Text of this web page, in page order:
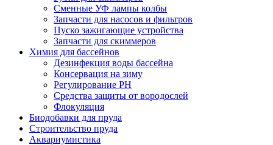
Сменные УФ лампы колбы
Запчасти для насосов и фильтров
Пуско зажигающие устройства
Запчасти для скиммеров
Химия для бассейнов
Дезинфекция воды бассейна
Консервация на зиму
Регулирование PH
Средства защиты от вородослей
Флокуляция
Биодобавки для пруда
Строительство пруда
Аквариумистика